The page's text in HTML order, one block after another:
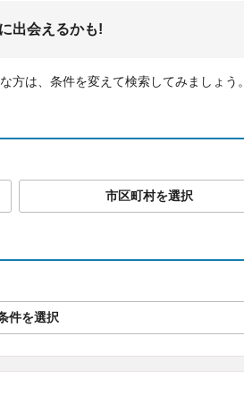
出会えるかも!
方は、条件を変えて検索してみましょう。
市区町村を選択
件を選択